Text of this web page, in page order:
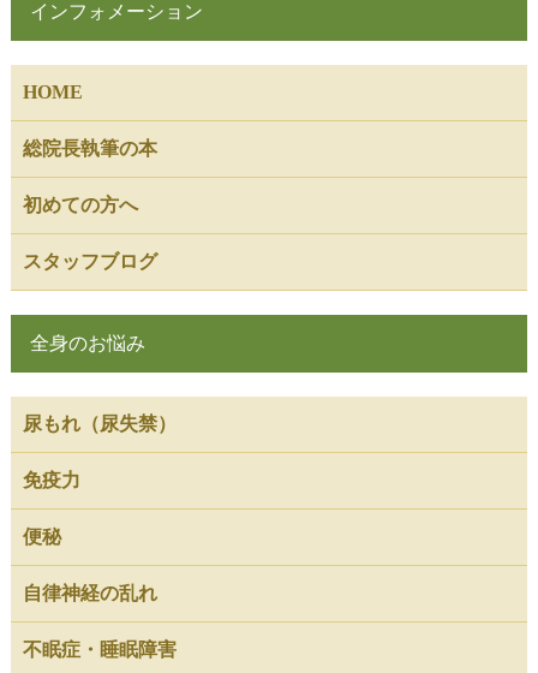
インフォメーション
HOME
総院長執筆の本
初めての方へ
スタッフブログ
全身のお悩み
尿もれ（尿失禁）
免疫力
便秘
自律神経の乱れ
不眠症・睡眠障害